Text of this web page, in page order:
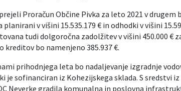
Proračun Občine Pivka za leto 2021 v drugem
v višini 15.535.179 € in odhodki v višini
tudi dolgoročna zadolžitev v višini 450.000 €
kreditov bo namenjeno 385.937 €.
prihodnjega leta bo nadaljevanje izgradnje
je sofinanciran iz Kohezijskega sklada. S sredstvi
Neverke gradila komunalna in poslovna